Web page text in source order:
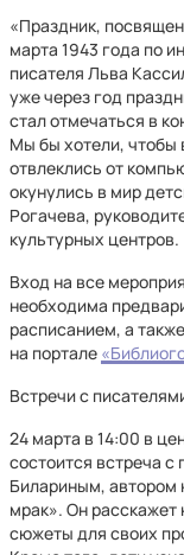
«Праздник,
марта 1943 года по
писателя Льва
уже через год
стал отмечаться в
Мы бы хотели, чтобы
отвлеклись от
окунулись в мир
Рогачева,
культурных центров.
Вход на все
необходима
расписанием, а
на портале
Встречи с
24 марта в 14:00 в
состоится встреча
Билариным, автором
мрак». Он
сюжеты для своих